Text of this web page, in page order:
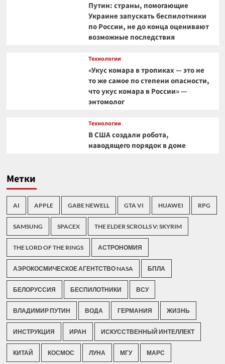
Путин: страны, помогающие
Украине запускать беспилотники
по России, не до конца оценивают
возможные последствия
Технологии
«Укус комара в тропиках — это не
то же самое по степени опасности,
что укус комара в России» —
энтомолог
Технологии
В США создали робота,
наводящего порядок в доме
Метки
AI APPLE GABE NEWELL GTA VI HUAWEI RPG
SAMSUNG SPACEX THE ELDER SCROLLS V: SKYRIM
THE LORD OF THE RINGS АСТРОНОМИЯ
АЭРОКОСМИЧЕСКОЕ АГЕНТСТВО NASA БПЛА
БЕЛОРУССИЯ БЕСПИЛОТНИКИ ВСУ
ВЛАДИМИР ПУТИН ВОДА ГЕРМАНИЯ ЖИЗНЬ
ИНСТРУКЦИЯ ИРАН ИСКУССТВЕННЫЙ ИНТЕЛЛЕКТ
КИТАЙ КОСМОС ЛУНА МГУ МАРС